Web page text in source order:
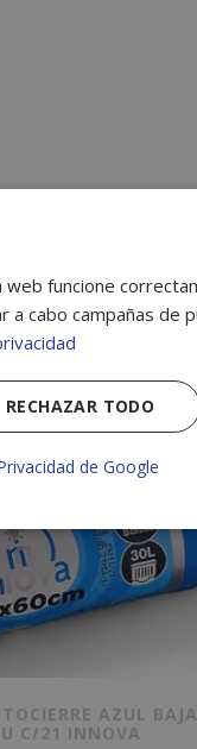
AZUL BAJA
C/21 INNOVA
funcione
cabo campañas de
RECHAZAR TODO
de Google